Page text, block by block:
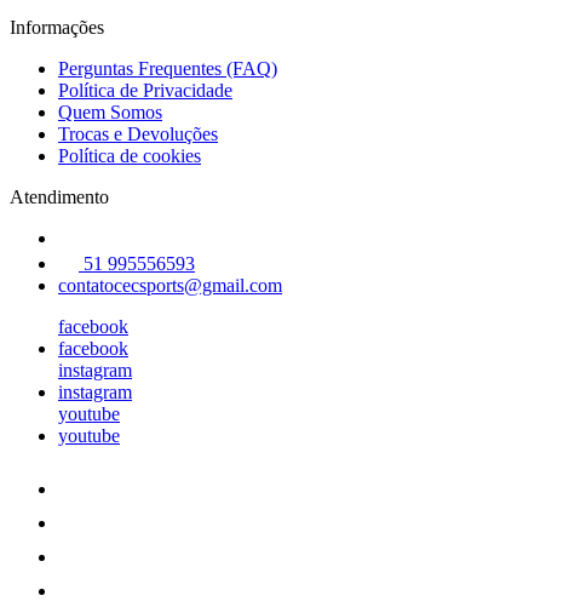
Informações
Perguntas Frequentes (FAQ)
Política de Privacidade
Quem Somos
Trocas e Devoluções
Política de cookies
Atendimento
51 995556593
contatocecsports@gmail.com
facebook
facebook
instagram
instagram
youtube
youtube